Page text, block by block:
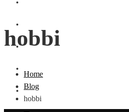
OTTHON
ZÖLD
hobbi
Home
Blog
hobbi